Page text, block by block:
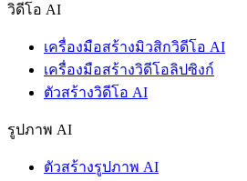
วิดีโอ AI
เครื่องมือสร้างมิวสิกวิดีโอ AI
เครื่องมือสร้างวิดีโอลิปซิงก์
ตัวสร้างวิดีโอ AI
รูปภาพ AI
ตัวสร้างรูปภาพ AI